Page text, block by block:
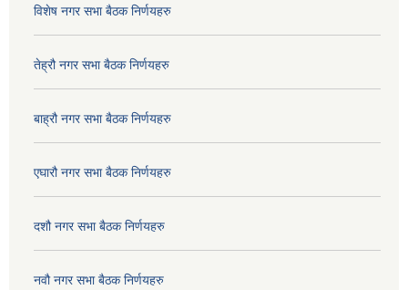
विशेष नगर सभा बैठक निर्णयहरु
तेह्रौ नगर सभा बैठक निर्णयहरु
बाह्रौ नगर सभा बैठक निर्णयहरु
एघारौ नगर सभा बैठक निर्णयहरु
दशौ नगर सभा बैठक निर्णयहरु
नवौ नगर सभा बैठक निर्णयहरु